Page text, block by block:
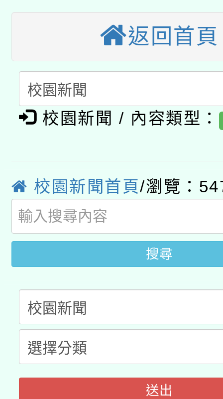
招)
本館辦理115年度閱讀
暨閱讀推動專業研習
科技賦能─人工智慧
礎課程
A3數位素養講師名單
「數位內容與教學軟體
pilot」
有關大陸委員會函釋公
轉知經濟部水利署委託
用水績優單位及節水達
動」
桃園市孔廟祈福系列
開 智慧啟航」
2026年桃園地景藝術
返回首頁
校園新聞 / 內容類型：
校園新聞首頁/瀏覽：
搜尋
送出